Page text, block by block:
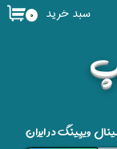
۰ سبد خرید
ویپینگ در ایران